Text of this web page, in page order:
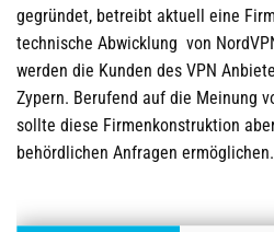
gegründet, betreibt aktuell eine
technische Abwicklung von
werden die Kunden des VPN
Zypern. Berufend auf die Meinung
sollte diese Firmenkonstruktion
behördlichen Anfragen ermöglichen.